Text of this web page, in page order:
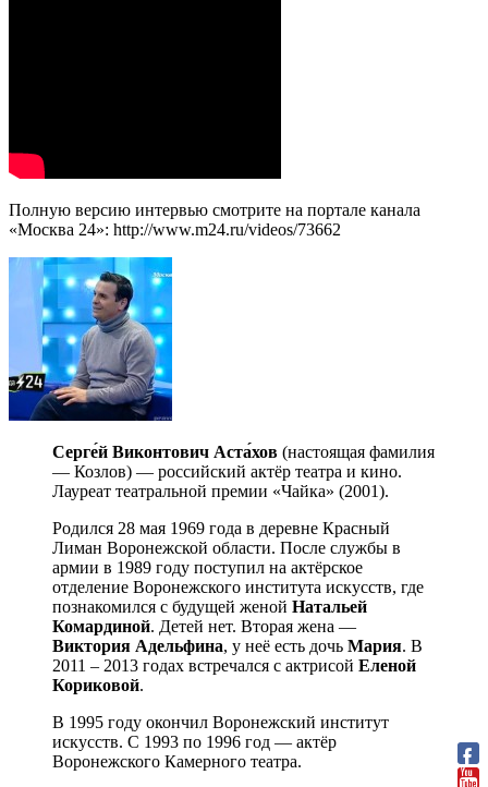
Полную версию интервью смотрите на портале канала
«Москва 24»: http://www.m24.ru/videos/73662
Серге́й Виконтович Аста́хов (настоящая фамилия
— Козлов) — российский актёр театра и кино.
Лауреат театральной премии «Чайка» (2001).
Родился 28 мая 1969 года в деревне Красный
Лиман Воронежской области. После службы в
армии в 1989 году поступил на актёрское
отделение Воронежского института искусств, где
познакомился с будущей женой Натальей
Комардиной. Детей нет. Вторая жена —
Виктория Адельфина, у неё есть дочь Мария. В
2011 – 2013 годах встречался с актрисой Еленой
Кориковой.
В 1995 году окончил Воронежский институт
искусств. С 1993 по 1996 год — актёр
Воронежского Камерного театра.